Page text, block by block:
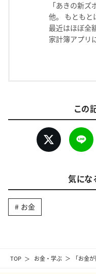
TOP お金・学ぶ 「お金
「あきの新ズ
他。 もともと
最近はほぼ全
家計簿アプリ
この
気にな
お金